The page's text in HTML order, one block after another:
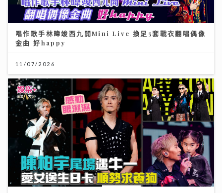
唱作歌手林暐竣西九開Mini Live 換足5套戰衣翻唱偶像
金曲 好happy
11/07/2026